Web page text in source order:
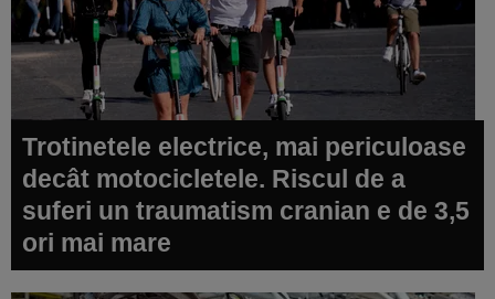
Trotinetele electrice, mai periculoase
decât motocicletele. Riscul de a
suferi un traumatism cranian e de 3,5
ori mai mare